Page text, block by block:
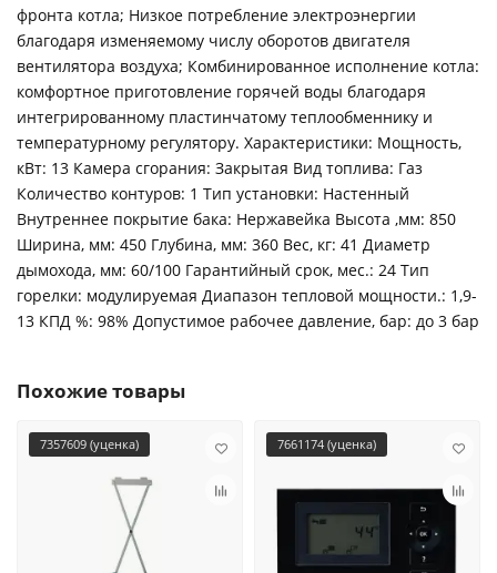
фронта котла; Низкое потребление электроэнергии
благодаря изменяемому числу оборотов двигателя
вентилятора воздуха; Комбинированное исполнение котла:
комфортное приготовление горячей воды благодаря
интегрированному пластинчатому теплообменнику и
температурному регулятору. Характеристики: Мощность,
кВт: 13 Камера сгорания: Закрытая Вид топлива: Газ
Количество контуров: 1 Тип установки: Настенный
Внутреннее покрытие бака: Нержавейка Высота ,мм: 850
Ширина, мм: 450 Глубина, мм: 360 Вес, кг: 41 Диаметр
дымохода, мм: 60/100 Гарантийный срок, мес.: 24 Тип
горелки: модулируемая Диапазон тепловой мощности.: 1,9-
13 КПД %: 98% Допустимое рабочее давление, бар: до 3 бар
Похожие товары
7357609 (уценка) 7661174 (уценка)